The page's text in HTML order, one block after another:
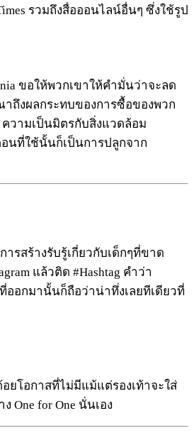
รวมถึงสื่อออนไลน์อื่นๆ ซึ่งใช้รูป
ขอให้พวกเขาให้คำมั่นว่าจะลด
ถึงผลกระทบของการซื้อของพวก
วามเป็นมิตรกับสิ่งแวดล้อม
อนที่ใช้นั้นก็เป็นการปลูกจาก
รสร้างรับรู้เกี่ยวกับเด็กๆที่ขาด
แล้วติด #Hashtag คำว่า
ออกมานั้นก็ถือว่าน่าทึ่งเลยทีเดียวที่
ยโอกาสที่ไม่มีแม้แต่รองเท้าจะใส่
One for One นั่นเอง